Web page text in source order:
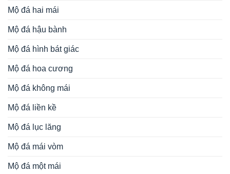
Mộ đá hai mái
Mộ đá hậu bành
Mộ đá hình bát giác
Mộ đá hoa cương
Mộ đá không mái
Mộ đá liền kề
Mộ đá lục lăng
Mộ đá mái vòm
Mộ đá một mái